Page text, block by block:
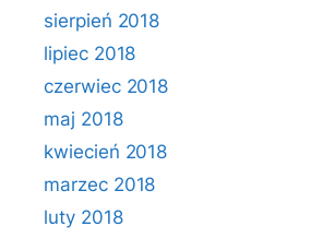
sierpień 2018
lipiec 2018
czerwiec 2018
maj 2018
kwiecień 2018
marzec 2018
luty 2018